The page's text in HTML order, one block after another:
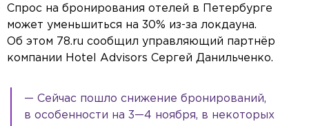
Спрос на бронирования отелей в Петербурге
может уменьшиться на 30% из-за локдауна.
Об этом 78.ru сообщил управляющий партнёр
компании Hotel Advisors Сергей Данильченко.
— Сейчас пошло снижение бронирований,
в особенности на 3—4 ноября, в некоторых